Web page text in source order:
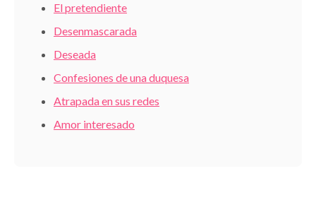
El pretendiente
Desenmascarada
Deseada
Confesiones de una duquesa
Atrapada en sus redes
Amor interesado